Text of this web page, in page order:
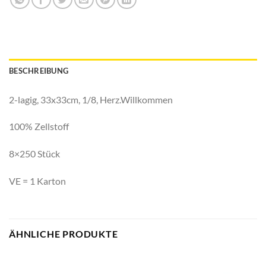
BESCHREIBUNG
2-lagig, 33x33cm, 1/8, Herz.Willkommen
100% Zellstoff
8×250 Stück
VE = 1 Karton
ÄHNLICHE PRODUKTE